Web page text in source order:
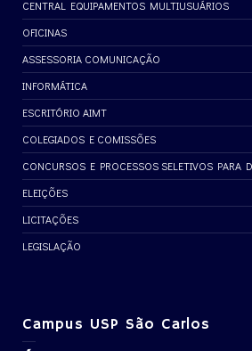
CENTRAL EQUIPAMENTOS MULTIUSUÁRIOS
OFICINAS
ASSESSORIA COMUNICAÇÃO
INFORMÁTICA
ESCRITÓRIO AIMT
COLEGIADOS E COMISSÕES
CONCURSOS E PROCESSOS SELETIVOS PARA
ELEIÇÕES
LICITAÇÕES
LEGISLAÇÃO
Campus USP São Carlos